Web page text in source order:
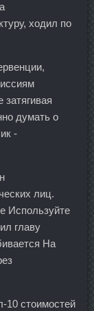
ходил по
затягивая
думать о
-
лиц.
Используйте
главу
На
10 стоимостей